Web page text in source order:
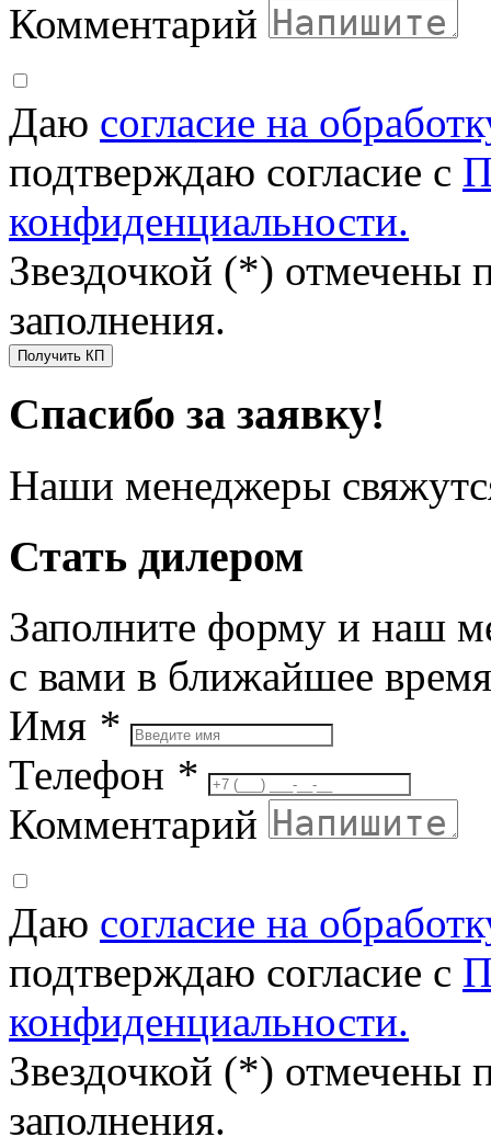
Комментарий
Даю согласие на
подтверждаю согласие с
конфиденциальности.
Звездочкой (*) отмечены
заполнения.
Получить КП
Спасибо за заявку!
Наши менеджеры
Стать дилером
Заполните форму и наш
с вами в ближайшее время
Имя *
Телефон *
Комментарий
Даю согласие на
подтверждаю согласие с
конфиденциальности.
Звездочкой (*) отмечены
заполнения.